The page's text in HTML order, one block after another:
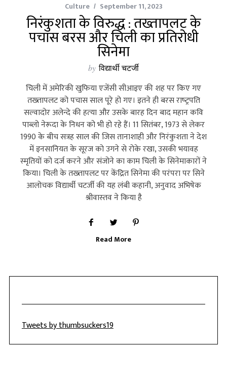
Culture September 11, 2023
निरंकुशता के विरुद्ध : तख्तापलट के
पचास बरस और चिली का प्रतिरोधी
सिनेमा
by विद्यार्थी चटर्जी
चिली में अमेरिकी खुफिया एजेंसी सीआइए की शह पर किए गए
तख्‍तापलट को पचास साल पूरे हो गए। इतने ही बरस राष्‍ट्रपति
सल्‍वादोर अलेन्‍दे की हत्‍या और उसके बारह दिन बाद महान कवि
पाब्‍लो नेरूदा के निधन को भी हो रहे हैं। 11 सितंबर, 1973 से लेकर
1990 के बीच सत्रह साल की जिस तानाशाही और निरंकुशता ने देश
में इनसानियत के सूरज को उगने से रोके रखा, उसकी भयावह
स्‍मृतियों को दर्ज करने और संजोने का काम चिली के सिनेमाकारों ने
किया। चिली के तख्‍तापलट पर केंद्रित सिनेमा की परंपरा पर सिने
आलोचक विद्यार्थी चटर्जी की यह लंबी कहानी, अनुवाद अभिषेक
श्रीवास्‍तव ने किया है
Read More
Tweets by thumbsuckers19